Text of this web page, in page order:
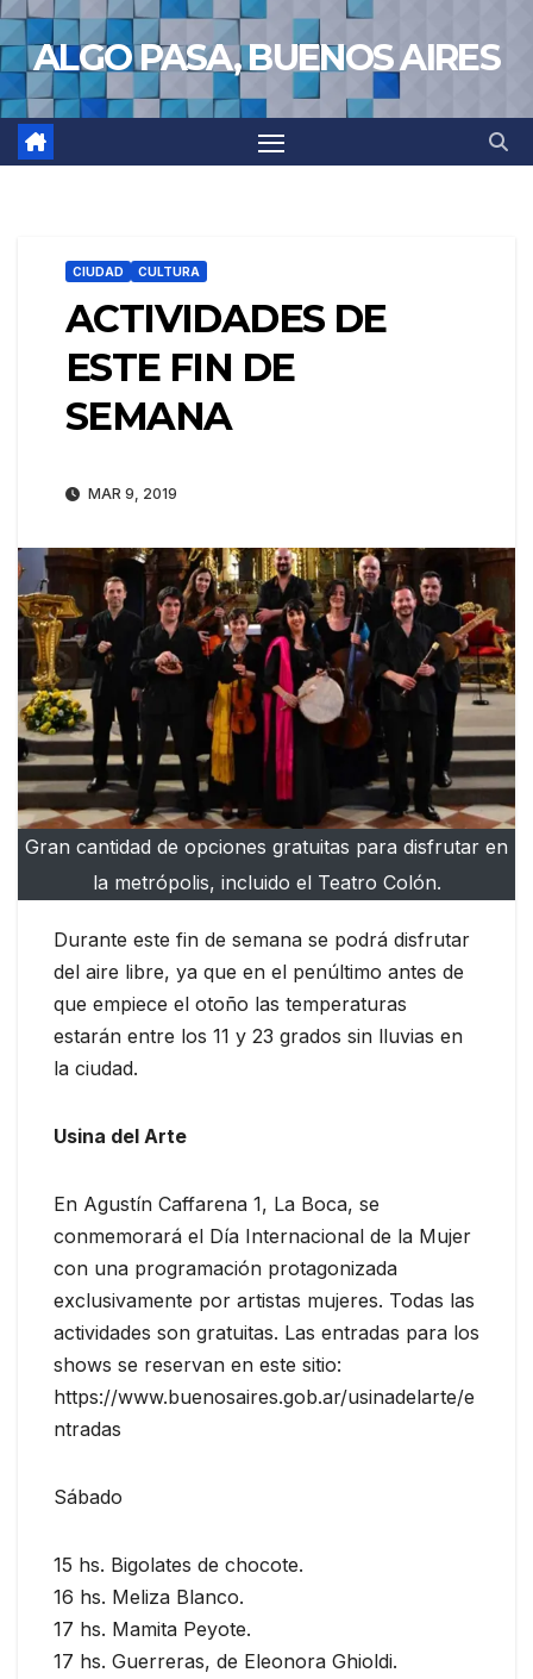
Saltar
al
contenido
ALGO PASA, BUENOS AIRES
CIUDAD CULTURA
ACTIVIDADES DE
ESTE FIN DE
SEMANA
MAR 9, 2019
Gran cantidad de opciones gratuitas para disfrutar en
la metrópolis, incluido el Teatro Colón.
Durante este fin de semana se podrá disfrutar
del aire libre, ya que en el penúltimo antes de
que empiece el otoño las temperaturas
estarán entre los 11 y 23 grados sin lluvias en
la ciudad.
Usina del Arte
En Agustín Caffarena 1, La Boca, se
conmemorará el Día Internacional de la Mujer
con una programación protagonizada
exclusivamente por artistas mujeres. Todas las
actividades son gratuitas. Las entradas para los
shows se reservan en este sitio:
https://www.buenosaires.gob.ar/usinadelarte/e
ntradas
Sábado
15 hs. Bigolates de chocote.
16 hs. Meliza Blanco.
17 hs. Mamita Peyote.
17 hs. Guerreras, de Eleonora Ghioldi.